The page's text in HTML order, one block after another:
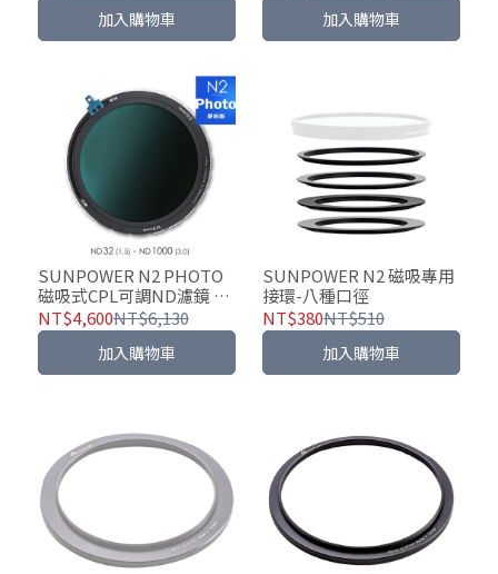
加入購物車 加入購物車
SUNPOWER N2 PHOTO
磁吸式CPL可調ND濾鏡 -5
至-10格
NT$4,600NT$6,130
加入購物車
SUNPOWER N2 磁吸專用
接環-八種口徑
NT$380NT$510
加入購物車